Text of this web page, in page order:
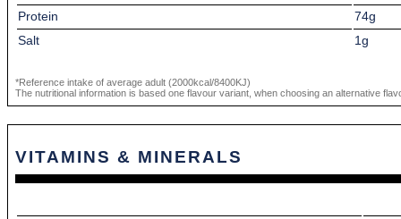
Protein
74g
Salt
1g
*Reference intake of average adult (2000kcal/8400KJ)
The nutritional information is based one flavour variant, when choosing an alternative
VITAMINS & MINERALS